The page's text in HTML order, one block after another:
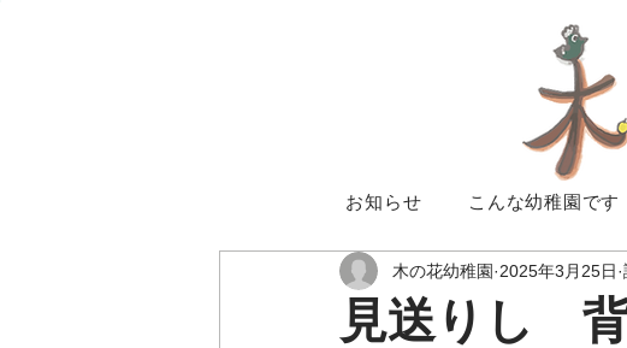
お知らせ こんな幼稚園です
見送りし
木の花幼稚園 2025年3月25日